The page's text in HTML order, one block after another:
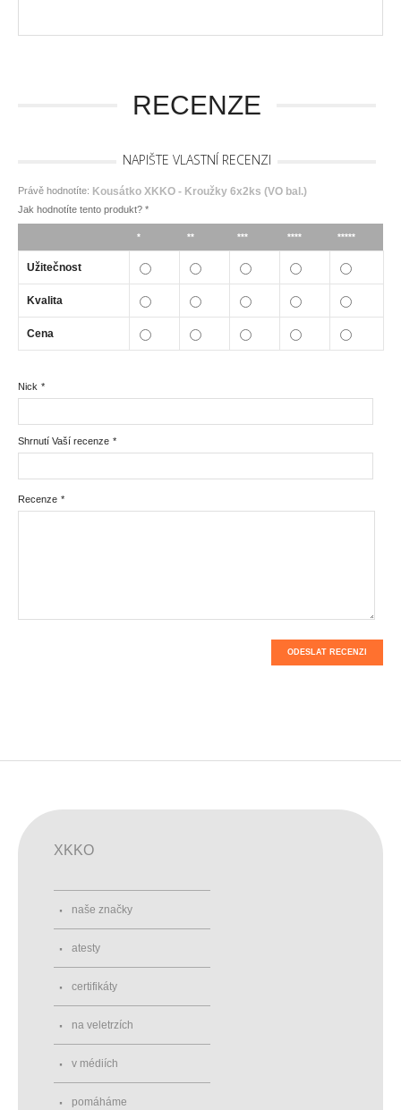
RECENZE
NAPIŠTE VLASTNÍ RECENZI
Právě hodnotíte: Kousátko XKKO - Kroužky 6x2ks (VO bal.)
Jak hodnotíte tento produkt? *
* ** *** **** *****
Užitečnost
Kvalita
Cena
*
Nick
*
Shrnutí Vaší recenze
*
Recenze
ODESLAT RECENZI
XKKO
naše značky
atesty
certifikáty
na veletrzích
v médiích
pomáháme